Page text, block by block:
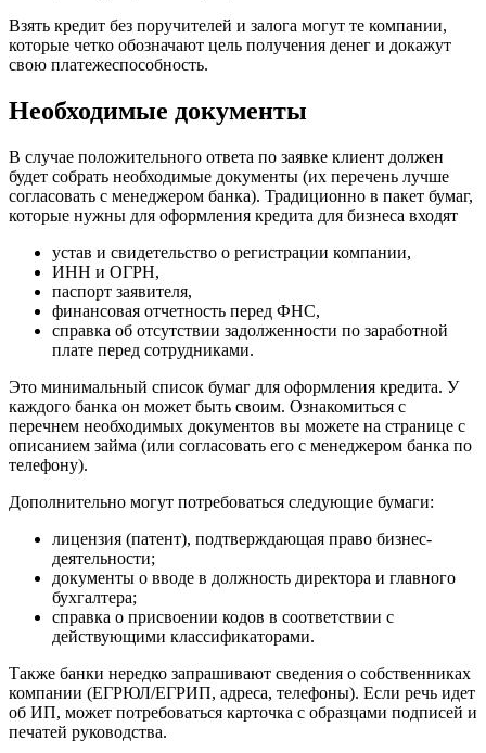
Взять кредит без поручителей и залога могут те компании,
которые четко обозначают цель получения денег и докажут
свою платежеспособность.
Необходимые документы
В случае положительного ответа по заявке клиент должен
будет собрать необходимые документы (их перечень лучше
согласовать с менеджером банка). Традиционно в пакет бумаг,
которые нужны для оформления кредита для бизнеса входят
устав и свидетельство о регистрации компании,
ИНН и ОГРН,
паспорт заявителя,
финансовая отчетность перед ФНС,
справка об отсутствии задолженности по заработной
плате перед сотрудниками.
Это минимальный список бумаг для оформления кредита. У
каждого банка он может быть своим. Ознакомиться с
перечнем необходимых документов вы можете на странице с
описанием займа (или согласовать его с менеджером банка по
телефону).
Дополнительно могут потребоваться следующие бумаги:
лицензия (патент), подтверждающая право бизнес-
деятельности;
документы о вводе в должность директора и главного
бухгалтера;
справка о присвоении кодов в соответствии с
действующими классификаторами.
Также банки нередко запрашивают сведения о собственниках
компании (ЕГРЮЛ/ЕГРИП, адреса, телефоны). Если речь идет
об ИП, может потребоваться карточка с образцами подписей и
печатей руководства.